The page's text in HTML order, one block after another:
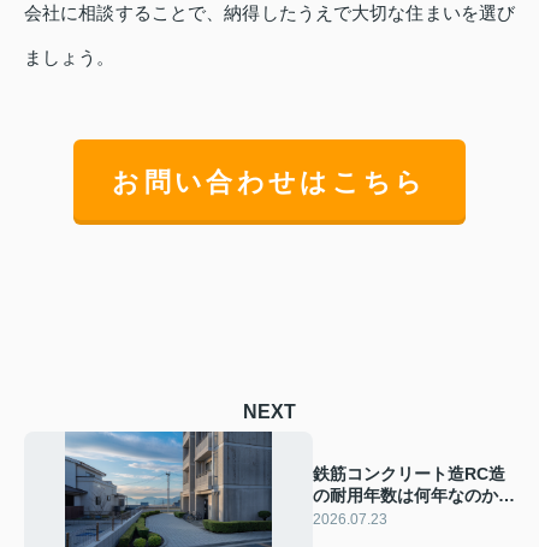
会社に相談することで、納得したうえで大切な住まいを選び
ましょう。
お問い合わせはこちら
NEXT
鉄筋コンクリート造RC造
の耐用年数は何年なのか知
っていますか 鉄筋コンク
2026.07.23